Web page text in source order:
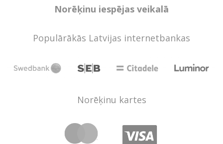
Norēķinu iespējas veikalā
Populārākās Latvijas internetbankas
Norēķinu kartes